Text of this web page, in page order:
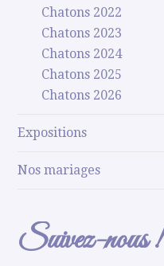
Chatons 2022
Chatons 2023
Chatons 2024
Chatons 2025
Chatons 2026
Expositions
Nos mariages
Suivez-nous !